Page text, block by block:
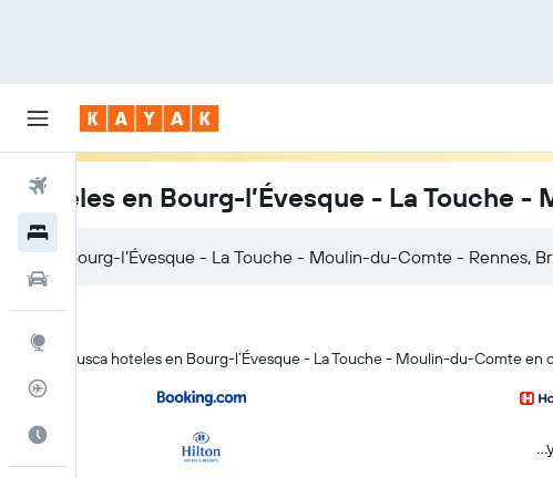
Vuelos
Hoteles en Bourg-l’Évesque - La Touche
KAYAK busca hoteles en Bourg-l’Évesque - La Touche - Moulin-du-Comte en